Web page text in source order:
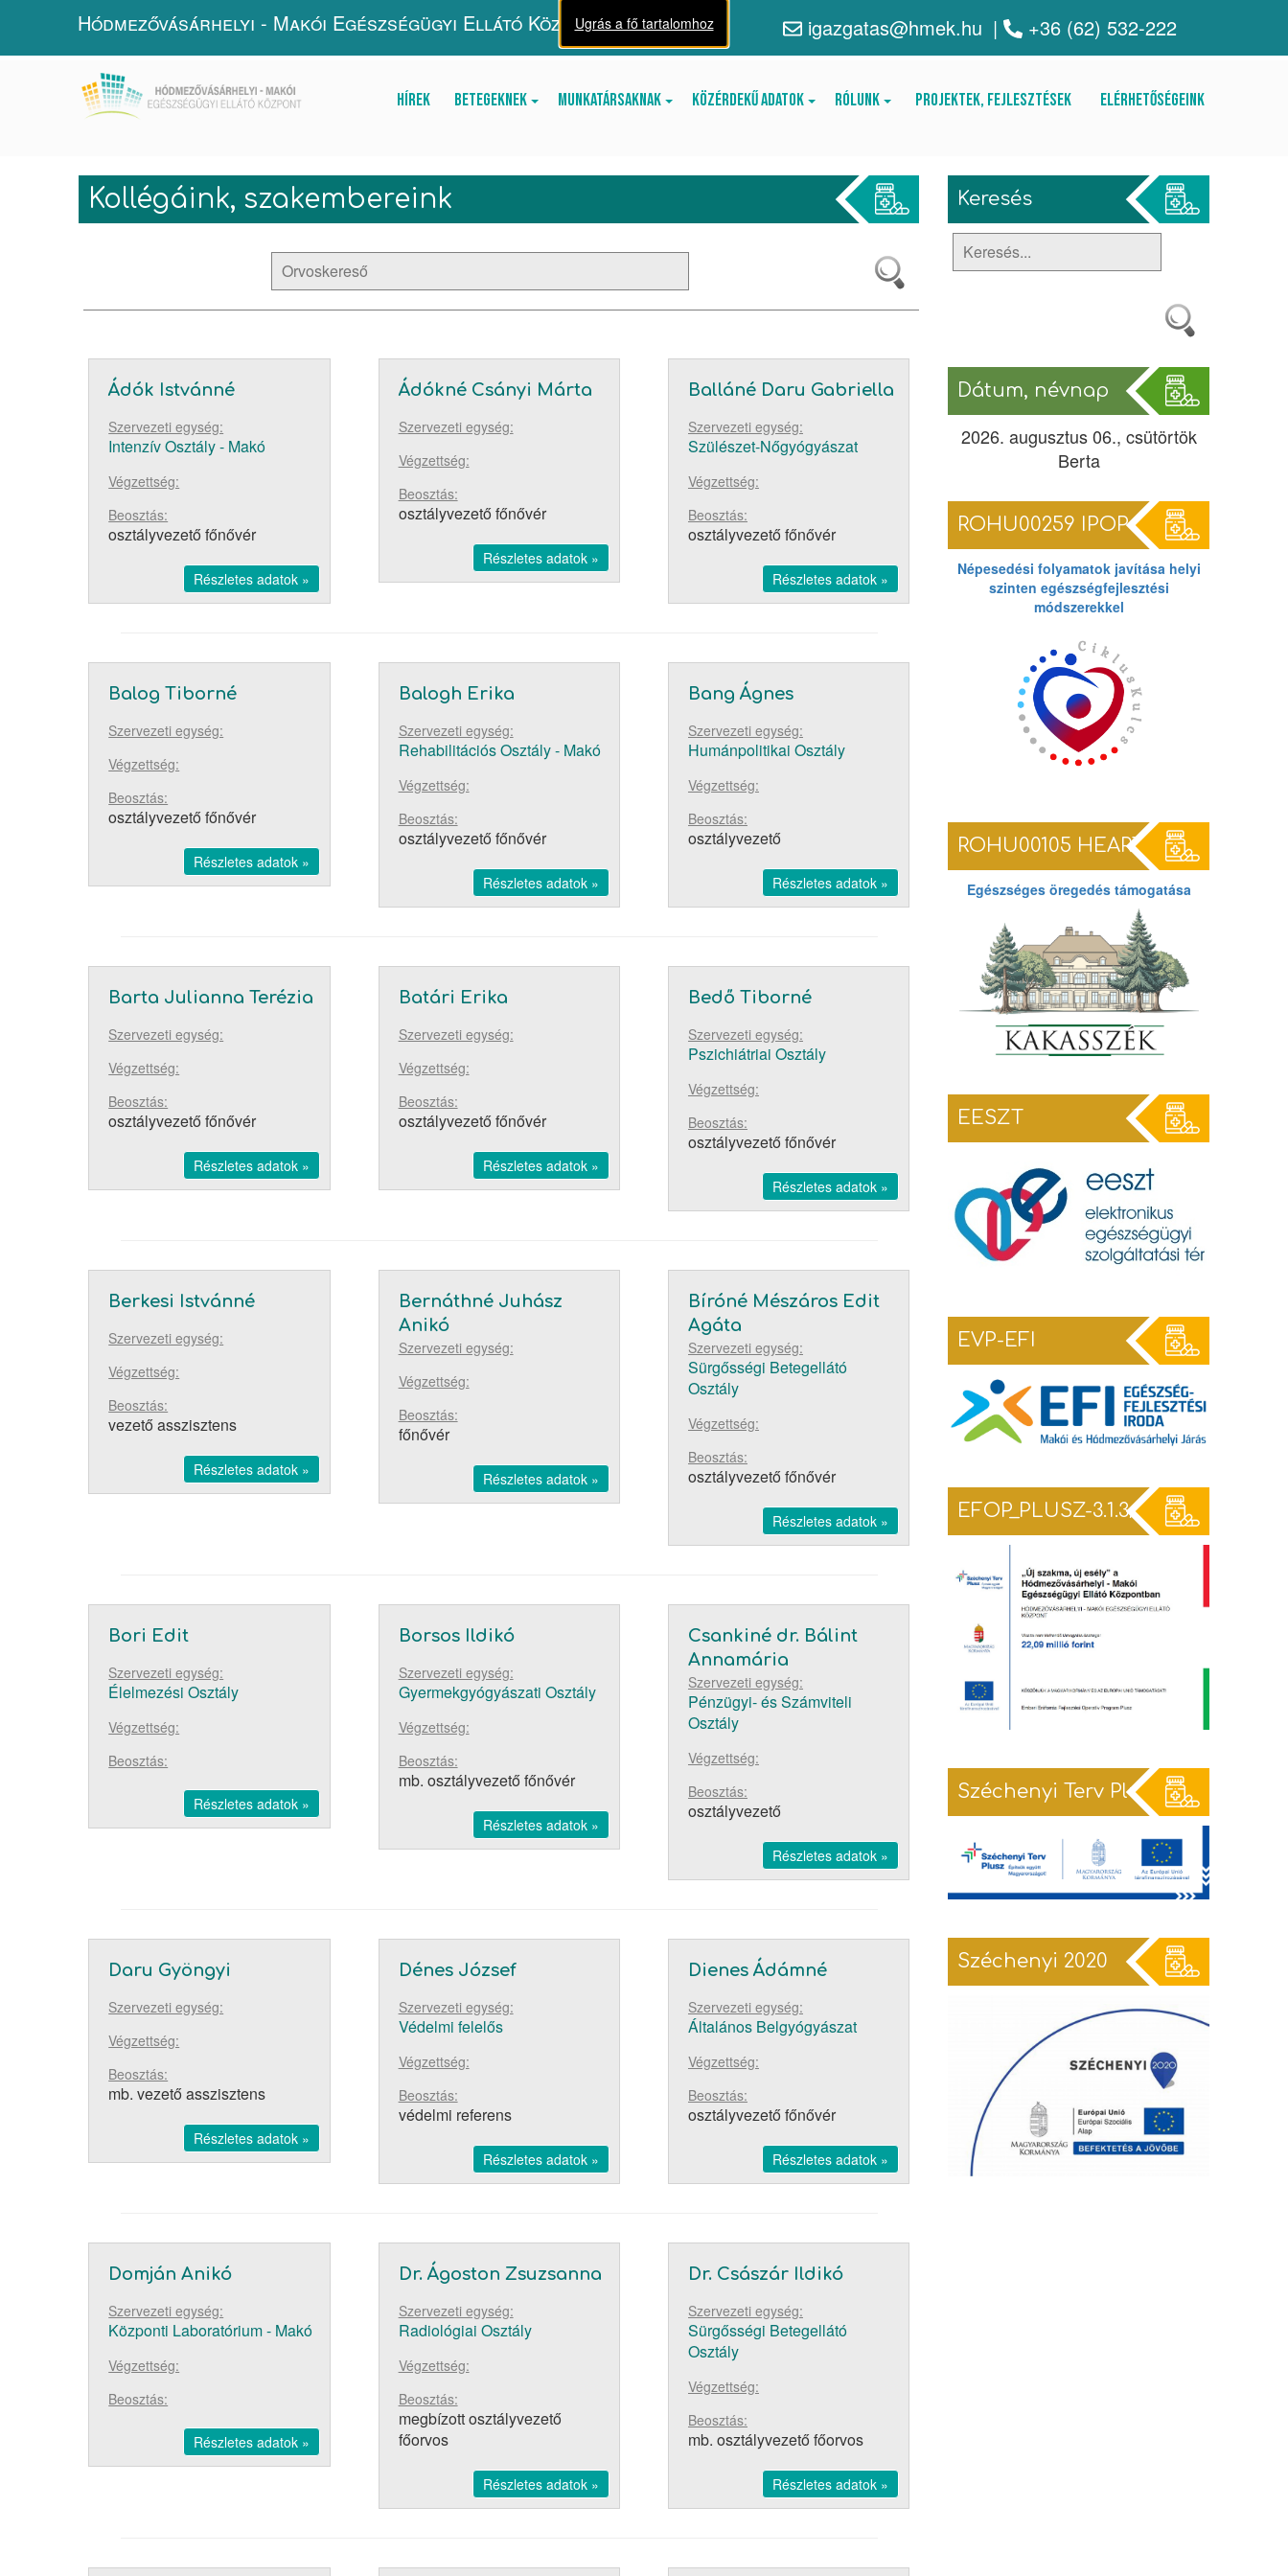
Ugrás a fő tartalomhoz
Hódmezővásárhelyi - Makói Egészségügyi Ellátó Központ igazgatas@hmek.hu | +36 (62) 532-222
Hírek Betegeknek Munkatársaknak Közérdekű adatok Rólunk Projektek, fejlesztések Elérhetőségeink
Kollégáink, szakembereink
Ádók Istvánné
Szervezeti egység:
Intenzív Osztály - Makó
Végzettség:
Beosztás:
osztályvezető főnővér
Részletes adatok »
Ádókné Csányi Márta
Szervezeti egység:
Végzettség:
Beosztás:
osztályvezető főnővér
Részletes adatok »
Balláné Daru Gabriella
Szervezeti egység:
Szülészet-Nőgyógyászat
Végzettség:
Beosztás:
osztályvezető főnővér
Részletes adatok »
Balog Tiborné
Szervezeti egység:
Végzettség:
Beosztás:
osztályvezető főnővér
Részletes adatok »
Balogh Erika
Szervezeti egység:
Rehabilitációs Osztály - Makó
Végzettség:
Beosztás:
osztályvezető főnővér
Részletes adatok »
Bang Ágnes
Szervezeti egység:
Humánpolitikai Osztály
Végzettség:
Beosztás:
osztályvezető
Részletes adatok »
Barta Julianna Terézia
Szervezeti egység:
Végzettség:
Beosztás:
osztályvezető főnővér
Részletes adatok »
Batári Erika
Szervezeti egység:
Végzettség:
Beosztás:
osztályvezető főnővér
Részletes adatok »
Bedő Tiborné
Szervezeti egység:
Pszichiátriai Osztály
Végzettség:
Beosztás:
osztályvezető főnővér
Részletes adatok »
Berkesi Istvánné
Szervezeti egység:
Végzettség:
Beosztás:
vezető asszisztens
Részletes adatok »
Bernáthné Juhász
Anikó
Szervezeti egység:
Végzettség:
Beosztás:
főnővér
Részletes adatok »
Bíróné Mészáros Edit
Agáta
Szervezeti egység:
Sürgősségi Betegellátó
Osztály
Végzettség:
Beosztás:
osztályvezető főnővér
Részletes adatok »
Bori Edit
Szervezeti egység:
Élelmezési Osztály
Végzettség:
Beosztás:
Részletes adatok »
Borsos Ildikó
Szervezeti egység:
Gyermekgyógyászati Osztály
Végzettség:
Beosztás:
mb. osztályvezető főnővér
Részletes adatok »
Csankiné dr. Bálint
Annamária
Szervezeti egység:
Pénzügyi- és Számviteli
Osztály
Végzettség:
Beosztás:
osztályvezető
Részletes adatok »
Daru Gyöngyi
Szervezeti egység:
Végzettség:
Beosztás:
mb. vezető asszisztens
Részletes adatok »
Dénes József
Szervezeti egység:
Védelmi felelős
Végzettség:
Beosztás:
védelmi referens
Részletes adatok »
Dienes Ádámné
Szervezeti egység:
Általános Belgyógyászat
Végzettség:
Beosztás:
osztályvezető főnővér
Részletes adatok »
Domján Anikó
Szervezeti egység:
Központi Laboratórium - Makó
Végzettség:
Beosztás:
Részletes adatok »
Dr. Ágoston Zsuzsanna
Szervezeti egység:
Radiológiai Osztály
Végzettség:
Beosztás:
megbízott osztályvezető
főorvos
Részletes adatok »
Dr. Császár Ildikó
Szervezeti egység:
Sürgősségi Betegellátó
Osztály
Végzettség:
Beosztás:
mb. osztályvezető főorvos
Részletes adatok »
Keresés
Dátum, névnap
2026. augusztus 06., csütörtök
Berta
ROHU00259 IPOP
Népesedési folyamatok javítása helyi
szinten egészségfejlesztési
módszerekkel
ROHU00105 HEARTS
Egészséges öregedés támogatása
EESZT
EVP-EFI
EFOP_PLUSZ-3.1.3/TEF-25
Széchenyi Terv Plusz
Széchenyi 2020